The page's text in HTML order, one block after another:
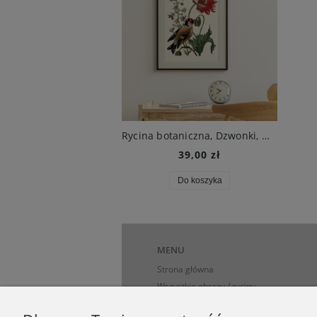
Rycina botaniczna, Dzwonki, maki i ptak, 1680 r. , M.S. Merian
39,00 zł
Do koszyka
MENU
Strona główna
Wszystkie obrazy / ryciny